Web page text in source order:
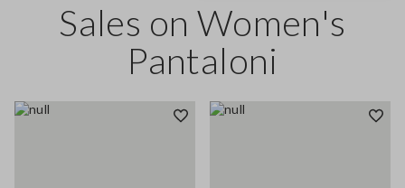
Sales on Women's
Pantaloni